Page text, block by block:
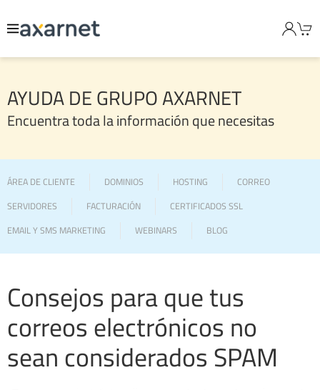
AYUDA DE GRUPO AXARNET
Encuentra toda la información que necesitas
ÁREA DE CLIENTE DOMINIOS HOSTING
CORREO
SERVIDORES
FACTURACIÓN
CERTIFICADOS SSL
EMAIL Y SMS MARKETING
WEBINARS BLOG
Consejos para que tus
correos electrónicos no
sean considerados SPAM